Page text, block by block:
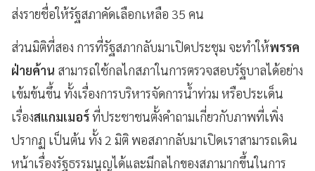
ส่งรายชื่อให้รัฐสภาคัดเลือกเหลือ 35 คน
ส่วนมิติที่สอง การที่รัฐสภากลับมาเปิดประชุม จะทำให้พรรค
ฝ่ายค้าน สามารถใช้กลไกสภาในการตรวจสอบรัฐบาลได้อย่าง
เข้มข้นขึ้น ทั้งเรื่องการบริหารจัดการน้ำท่วม หรือประเด็น
เรื่องสแกมเมอร์ที่ประชาชนตั้งคำถามเกี่ยวกับภาพที่เพิ่ง
ปรากฏ เป็นต้น ทั้ง 2 มิติ พอสภากลับมาเปิดเราสามารถเดิน
หน้าเรื่องรัฐธรรมนูญได้และมีกลไกของสภามากขึ้นในการ